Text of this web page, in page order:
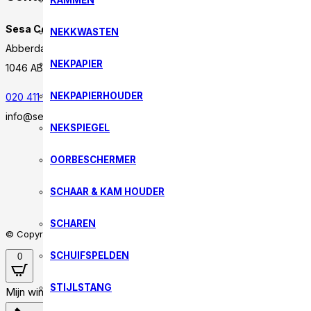
NEKKWASTEN
NEKPAPIER
NEKPAPIERHOUDER
NEKSPIEGEL
OORBESCHERMER
SCHAAR & KAM HOUDER
SCHAREN
SCHUIFSPELDEN
STIJLSTANG
Sesa Cosmetics
Abberdaan 176
1046 AB Amsterdam
020 411 1478
info@sesacosmetics.nl
© Copyright 2023 Sesa Cosmetics. Alle rechten voorbehouden.
0
Mijn winkelwagen